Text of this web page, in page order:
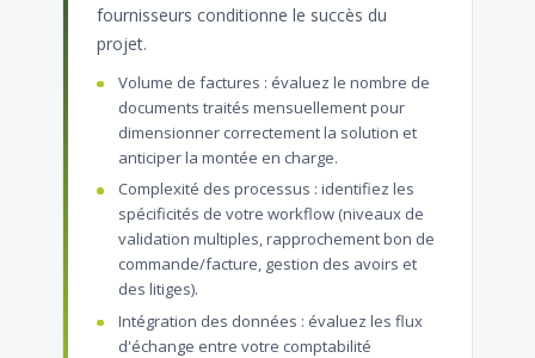
fournisseurs conditionne le succès du
projet.
Volume de factures : évaluez le nombre de
documents traités mensuellement pour
dimensionner correctement la solution et
anticiper la montée en charge.
Complexité des processus : identifiez les
spécificités de votre workflow (niveaux de
validation multiples, rapprochement bon de
commande/facture, gestion des avoirs et
des litiges).
Intégration des données : évaluez les flux
d'échange entre votre comptabilité